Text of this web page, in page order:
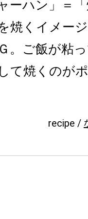
ーハン」＝
焼くイメー
。ご飯が粘
て焼くのが
recipe /